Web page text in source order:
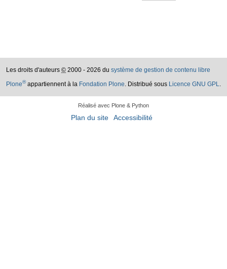
Les droits d'auteurs © 2000 - 2026 du système de gestion de contenu libre
Plone®appartiennent à la Fondation Plone. Distribué sous Licence GNU GPL.
Réalisé avec Plone & Python
Plan du site Accessibilité